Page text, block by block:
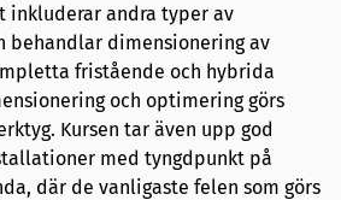
inkluderar andra typer av
behandlar dimensionering av
fristående och hybrida
och optimering görs
Kursen tar även upp god
med tyngdpunkt på
där de vanligaste felen som görs